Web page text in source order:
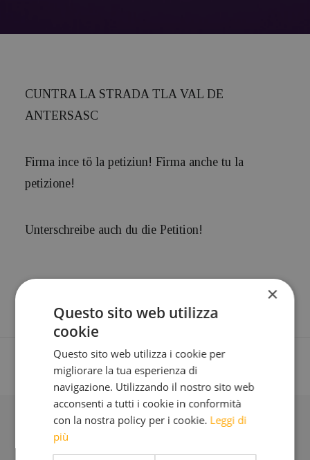
CUNTRA LA STRADA TLA VAL DE
ANTERSASC
Firma ince tö la petiziun! Firma anche tu la
petizione!
Unterschreibe auch du die Petition!
BLOG
×
Questo sito web utilizza
cookie
Questo sito web utilizza i cookie per
migliorare la tua esperienza di
navigazione. Utilizzando il nostro sito web
acconsenti a tutti i cookie in conformità
con la nostra policy per i cookie. Leggi di
più